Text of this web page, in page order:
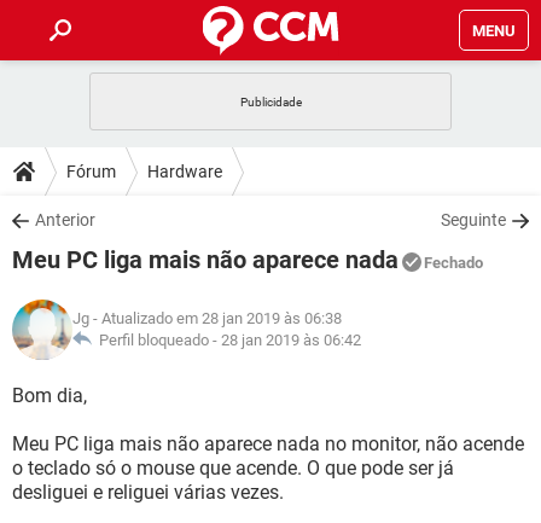
MENU
CELULAR
OUTLOOK
INSTAGRAM GMAIL
GUIA DE COMPRAS
DICAS
JOGOS
INSTAGRAM GMAIL
GUIA DE COMPRAS
DOWNLOADS
JOGOS WHATSAPP
CELULAR
OUTLOOK EXCEL
INSTAGRAM
JOGOS WHATSAPP
CELULAR
OUTLOOK
INSTAGRAM GMAIL
GUIA DE COMPRAS
GLOSSÁRIO
JOGOS
OUTLOOK EXCEL
INSTAGRAM
Fórum Hardware
Anterior Seguinte
Meu PC liga mais não aparece nada Fechado
Jg - Atualizado em 28 jan 2019 às 06:38
Perfil bloqueado - 28 jan 2019 às 06:42
Bom dia,
Meu PC liga mais não aparece nada no monitor, não acende
o teclado só o mouse que acende. O que pode ser já
desliguei e religuei várias vezes.